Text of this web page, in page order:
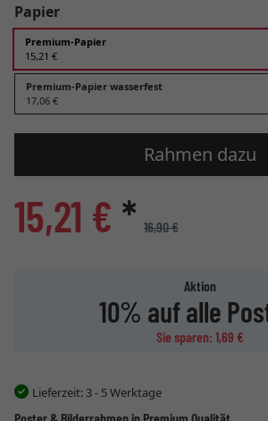
Papier
Premium-Papier
15,21 €
Premium-Papier wasserfest
17,06 €
Rahmen dazu
15,21 € * 16,90 €
Aktion
10% auf alle
Sie sparen: 1,69 €
Lieferzeit: 3 - 5 Werktage
Poster & Bilderrahmen in Premium Qualität